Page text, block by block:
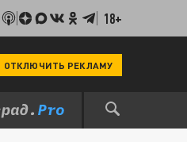
18+
ОТКЛЮЧИТЬ РЕКЛАМУ